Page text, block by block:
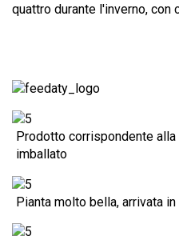
quattro durante l'inverno, con
Prodotto corrispondente
imballato
Pianta molto bella, arrivata